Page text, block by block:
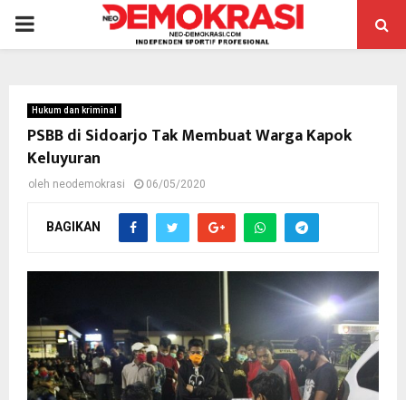
PRIMARY
Hukum dan kriminal
PSBB di Sidoarjo Tak Membuat Warga Kapok
Keluyuran
oleh neodemokrasi 06/05/2020
BAGIKAN